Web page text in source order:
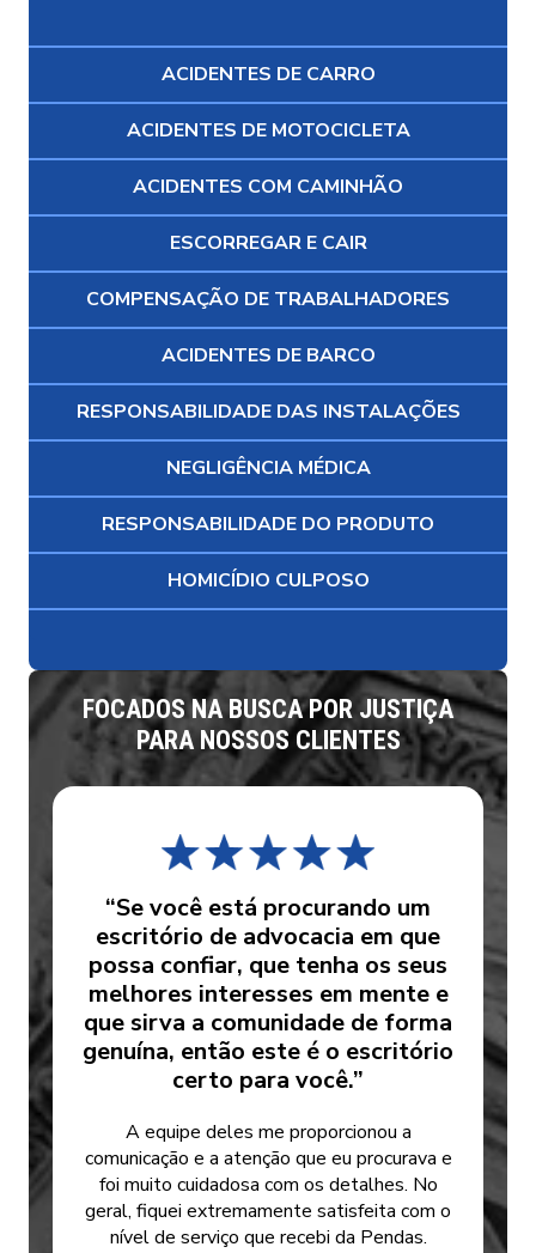
ACIDENTES DE CARRO
ACIDENTES DE MOTOCICLETA
ACIDENTES COM CAMINHÃO
ESCORREGAR E CAIR
COMPENSAÇÃO DE TRABALHADORES
ACIDENTES DE BARCO
RESPONSABILIDADE DAS INSTALAÇÕES
NEGLIGÊNCIA MÉDICA
RESPONSABILIDADE DO PRODUTO
HOMICÍDIO CULPOSO
FOCADOS NA BUSCA POR JUSTIÇA
PARA NOSSOS CLIENTES
“Se você está procurando um
escritório de advocacia em que
possa confiar, que tenha os seus
melhores interesses em mente e
que sirva a comunidade de forma
genuína, então este é o escritório
certo para você.”
A equipe deles me proporcionou a
comunicação e a atenção que eu procurava e
foi muito cuidadosa com os detalhes. No
geral, fiquei extremamente satisfeita com o
nível de serviço que recebi da Pendas.